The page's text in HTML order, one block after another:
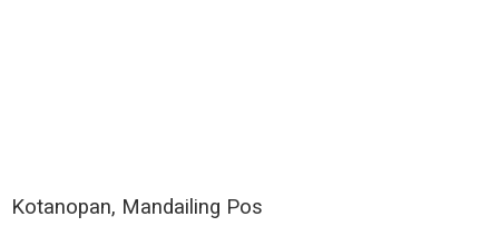
Kotanopan, Mandailing Pos